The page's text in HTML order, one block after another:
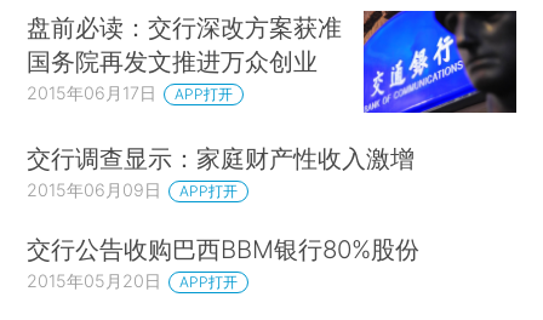
盘前必读：交行深改方案获准
国务院再发文推进万众创业
2015年06月17日 APP打开
交行调查显示：家庭财产性收入激增
2015年06月09日 APP打开
交行公告收购巴西BBM银行80%股份
2015年05月20日 APP打开